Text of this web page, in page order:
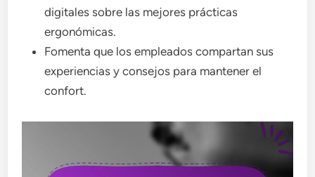
digitales sobre las mejores prácticas
ergonómicas.
Fomenta que los empleados compartan sus
experiencias y consejos para mantener el
confort.